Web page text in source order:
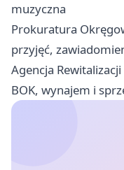
muzyczna
Prokuratura
przyjęć,
Agencja
BOK, wynajem i